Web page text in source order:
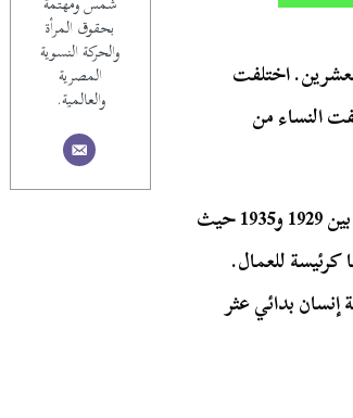
بحقوق المرأة
والحركة النسوية
المصرية
والعالمية.
اختلفت
النساء من
كانت يسرا امرأة فلسطينية كما كانت عضو بارز في فريق دوروثي جارود ما بين 1929 و1935 حيث
للعمال.
لطابون 1. طابون 1 هي جمجمة إنسان بدائي عثر